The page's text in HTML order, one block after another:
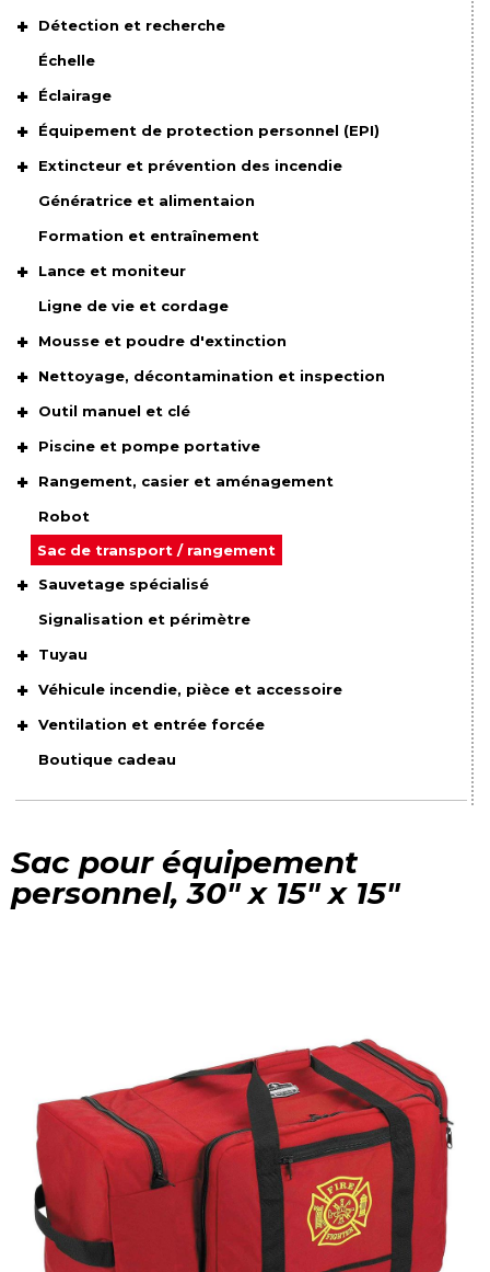
Détection et recherche
Échelle
Éclairage
Équipement de protection personnel (EPI)
Extincteur et prévention des incendie
Génératrice et alimentaion
Formation et entraînement
Lance et moniteur
Ligne de vie et cordage
Mousse et poudre d'extinction
Nettoyage, décontamination et inspection
Outil manuel et clé
Piscine et pompe portative
Rangement, casier et aménagement
Robot
Sac de transport / rangement
Sauvetage spécialisé
Signalisation et périmètre
Tuyau
Véhicule incendie, pièce et accessoire
Ventilation et entrée forcée
Boutique cadeau
Sac pour équipement
personnel, 30" x 15" x 15"